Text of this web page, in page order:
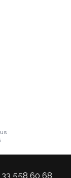
33 558 60 68